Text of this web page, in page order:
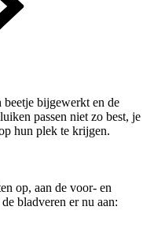
beetje bijgewerkt en de
passen niet zo best, je
hun plek te krijgen.
op, aan de voor- en
bladveren er nu aan: